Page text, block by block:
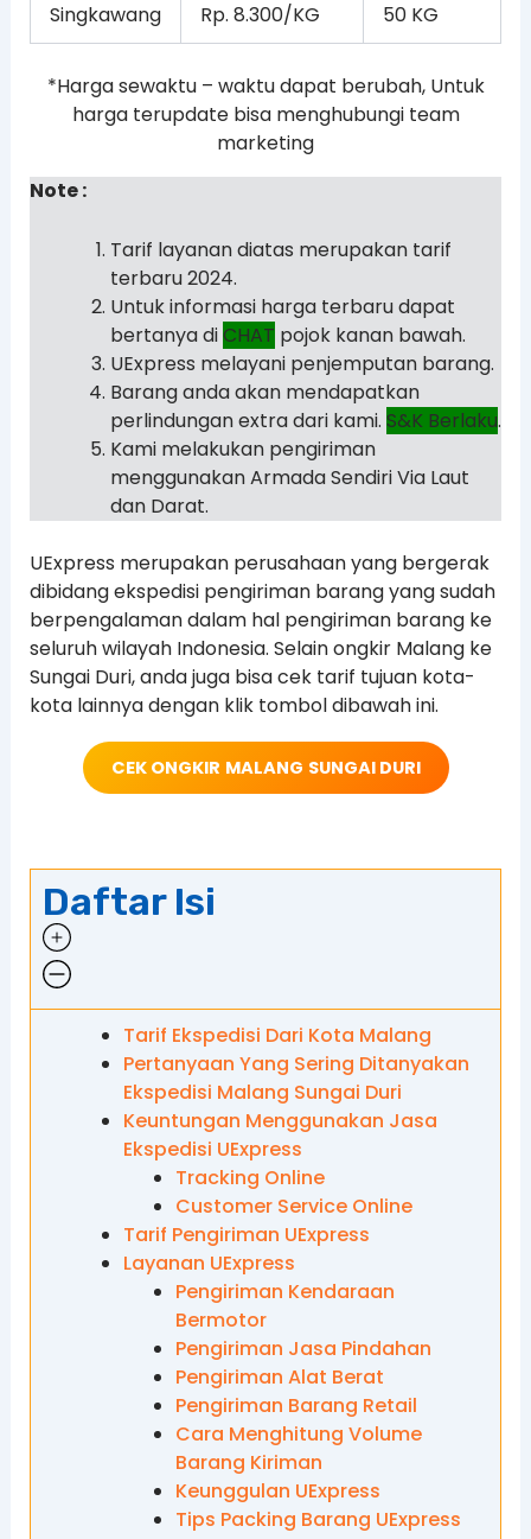
Singkawang Rp. 8.300/KG 50 KG
*Harga sewaktu – waktu dapat berubah, Untuk
harga terupdate bisa menghubungi team
marketing
Note :
Tarif layanan diatas merupakan tarif
terbaru 2024.
Untuk informasi harga terbaru dapat
bertanya diCHAT pojok kanan bawah.
UExpress melayani penjemputan barang.
Barang anda akan mendapatkan
perlindungan extra dari kami. S&K Berlaku.
Kami melakukan pengiriman
menggunakan Armada Sendiri Via Laut
dan Darat.
UExpress merupakan perusahaan yang bergerak
dibidang ekspedisi pengiriman barang yang sudah
berpengalaman dalam hal pengiriman barang ke
seluruh wilayah Indonesia. Selain ongkir Malang ke
Sungai Duri, anda juga bisa cek tarif tujuan kota-
kota lainnya dengan klik tombol dibawah ini.
CEK ONGKIR MALANG SUNGAI DURI
Daftar Isi
Tarif Ekspedisi Dari Kota Malang
Pertanyaan Yang Sering Ditanyakan
Ekspedisi Malang Sungai Duri
Keuntungan Menggunakan Jasa
Ekspedisi UExpress
Tracking Online
Customer Service Online
Tarif Pengiriman UExpress
Layanan UExpress
Pengiriman Kendaraan
Bermotor
Pengiriman Jasa Pindahan
Pengiriman Alat Berat
Pengiriman Barang Retail
Cara Menghitung Volume
Barang Kiriman
Keunggulan UExpress
Tips Packing Barang UExpress